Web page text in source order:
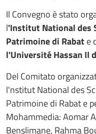
Il Convegno è stato
l'Institut National des
Patrimoine di Rabat e
l'Université Hassan II
Del Comitato
l'nstitut National des
Patrimoine di Rabat e
Mohammedia: Aomar
Benslimane, Rahma